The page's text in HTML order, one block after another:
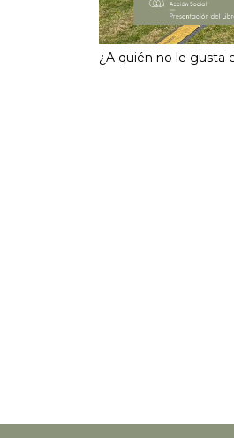
¿A quién no le gusta